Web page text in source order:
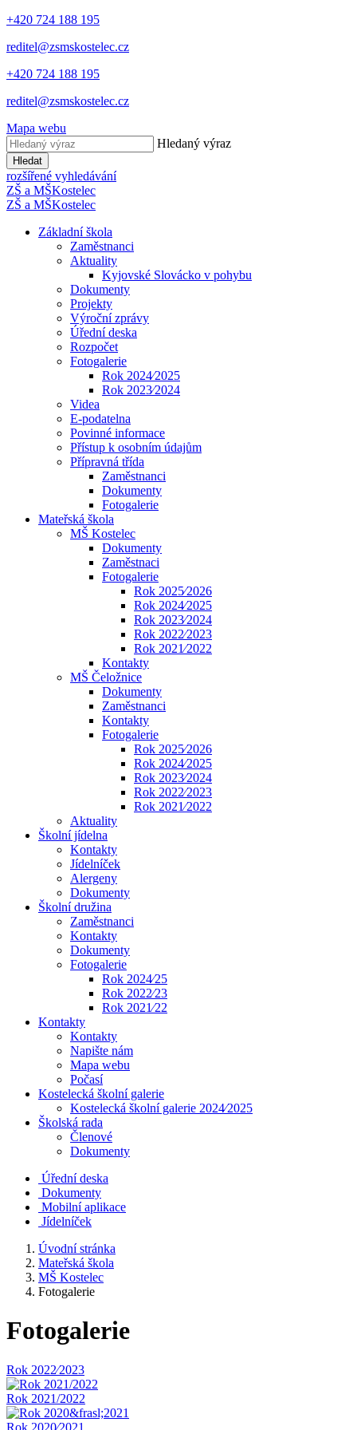
+420 724 188 195
reditel@zsmskostelec.cz
+420 724 188 195
reditel@zsmskostelec.cz
Mapa webu
Hledaný výraz
Hledat
rozšířené vyhledávání
ZŠ a MŠKostelec
ZŠ a MŠKostelec
Základní škola
Zaměstnanci
Aktuality
Kyjovské Slovácko v pohybu
Dokumenty
Projekty
Výroční zprávy
Úřední deska
Rozpočet
Fotogalerie
Rok 2024⁄2025
Rok 2023⁄2024
Videa
E-podatelna
Povinné informace
Přístup k osobním údajům
Přípravná třída
Zaměstnanci
Dokumenty
Fotogalerie
Mateřská škola
MŠ Kostelec
Dokumenty
Zaměstnaci
Fotogalerie
Rok 2025⁄2026
Rok 2024⁄2025
Rok 2023⁄2024
Rok 2022⁄2023
Rok 2021⁄2022
Kontakty
MŠ Čeložnice
Dokumenty
Zaměstnanci
Kontakty
Fotogalerie
Rok 2025⁄2026
Rok 2024⁄2025
Rok 2023⁄2024
Rok 2022⁄2023
Rok 2021⁄2022
Aktuality
Školní jídelna
Kontakty
Jídelníček
Alergeny
Dokumenty
Školní družina
Zaměstnanci
Kontakty
Dokumenty
Fotogalerie
Rok 2024⁄25
Rok 2022⁄23
Rok 2021⁄22
Kontakty
Kontakty
Napište nám
Mapa webu
Počasí
Kostelecká školní galerie
Kostelecká školní galerie 2024⁄2025
Školská rada
Členové
Dokumenty
Úřední deska
Dokumenty
Mobilní aplikace
Jídelníček
Úvodní stránka
Mateřská škola
MŠ Kostelec
Fotogalerie
Fotogalerie
Rok 2022⁄2023
Rok 2021/2022
Rok 2020⁄2021